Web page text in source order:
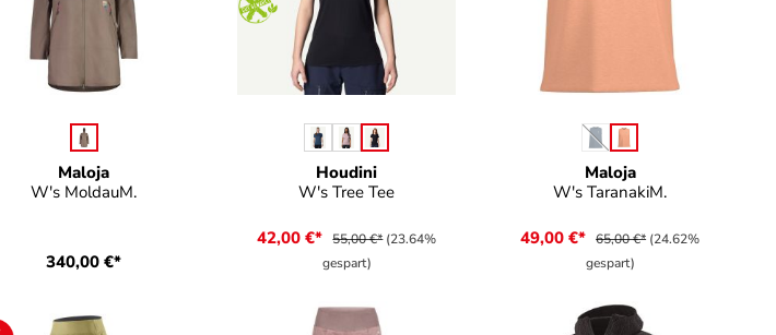
verfügbar.)
Maloja
W's MoldauM.
Farbe
340,00 €*
Houdini
W's Tree Tee
auswählen
42,00 €* 55,00 €* (23.64%
gespart)
Maloja
W's TaranakiM.
auswählen
(Diese Option ist zurzeit
49,00 €* 65,00 €* (24.62%
gespart)